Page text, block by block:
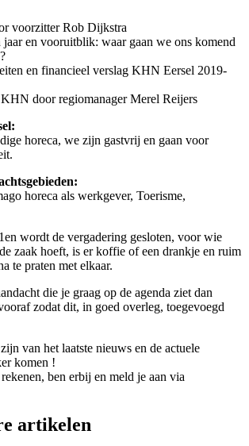
voorzitter Rob Dijkstra
en vooruitblik: waar gaan we ons komend
en financieel verslag KHN Eersel 2019-
door regiomanager Merel Reijers
horeca, we zijn gastvrij en gaan voor
horeca als werkgever, Toerisme,
wordt de vergadering gesloten, voor wie
zaak hoeft, is er koffie of een drankje en ruim
te praten met elkaar.
die je graag op de agenda ziet dan
zodat dit, in goed overleg, toegevoegd
van het laatste nieuws en de actuele
komen !
ben erbij en meld je aan via
artikelen